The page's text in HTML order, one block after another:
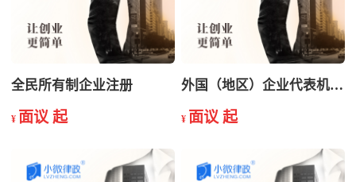
全民所有制企业注册
¥ 面议 起
外国（地区）企业代表机构注册
¥ 面议 起